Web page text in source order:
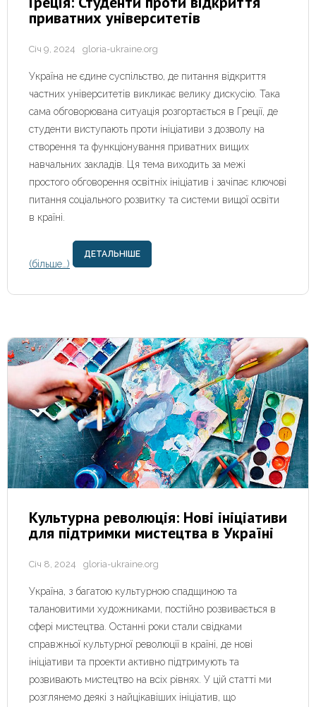
приватних університетів
Січ 9, 2024 gloria-ukraine.org
Україна не єдине суспільство, де питання відкриття
частних університетів викликає велику дискусію. Така
сама обговорювана ситуація розгортається в Греції, де
студенти виступають проти ініціативи з дозволу на
створення та функціонування приватних вищих
навчальних закладів. Ця тема виходить за межі
простого обговорення освітніх ініціатив і зачіпає ключові
питання соціального розвитку та системи вищої освіти
в країні.
(більше…)
ДЕТАЛЬНІШЕ
Культурна революція: Нові ініціативи
для підтримки мистецтва в Україні
Січ 8, 2024 gloria-ukraine.org
Україна, з багатою культурною спадщиною та
талановитими художниками, постійно розвивається в
сфері мистецтва. Останні роки стали свідками
справжньої культурної революції в країні, де нові
ініціативи та проекти активно підтримують та
розвивають мистецтво на всіх рівнях. У цій статті ми
розглянемо деякі з найцікавіших ініціатив, що